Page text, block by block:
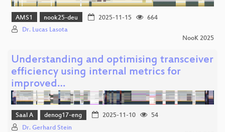
AMS1 nook25-deu 2025-11-15
664
Dr. Lucas Lasota
NooK 2025
Understanding and optimising transceiver
efficiency using internal metrics for
improved…
Saal A denog17-eng 2025-11-10
54
Dr. Gerhard Stein